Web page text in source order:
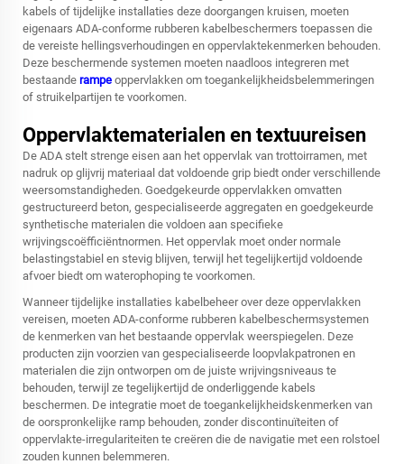
kabels of tijdelijke installaties deze doorgangen kruisen, moeten
eigenaars ADA-conforme rubberen kabelbeschermers toepassen die
de vereiste hellingsverhoudingen en oppervlaktekenmerken behouden.
Deze beschermende systemen moeten naadloos integreren met
bestaande rampe oppervlakken om toegankelijkheidsbelemmeringen
of struikelpartijen te voorkomen.
Oppervlaktematerialen en textuureisen
De ADA stelt strenge eisen aan het oppervlak van trottoirramen, met
nadruk op glijvrij materiaal dat voldoende grip biedt onder verschillende
weersomstandigheden. Goedgekeurde oppervlakken omvatten
gestructureerd beton, gespecialiseerde aggregaten en goedgekeurde
synthetische materialen die voldoen aan specifieke
wrijvingscoëfficiëntnormen. Het oppervlak moet onder normale
belastingstabiel en stevig blijven, terwijl het tegelijkertijd voldoende
afvoer biedt om waterophoping te voorkomen.
Wanneer tijdelijke installaties kabelbeheer over deze oppervlakken
vereisen, moeten ADA-conforme rubberen kabelbeschermsystemen
de kenmerken van het bestaande oppervlak weerspiegelen. Deze
producten zijn voorzien van gespecialiseerde loopvlakpatronen en
materialen die zijn ontworpen om de juiste wrijvingsniveaus te
behouden, terwijl ze tegelijkertijd de onderliggende kabels
beschermen. De integratie moet de toegankelijkheidskenmerken van
de oorspronkelijke ramp behouden, zonder discontinuïteiten of
oppervlakte-irregulariteiten te creëren die de navigatie met een rolstoel
zouden kunnen belemmeren.